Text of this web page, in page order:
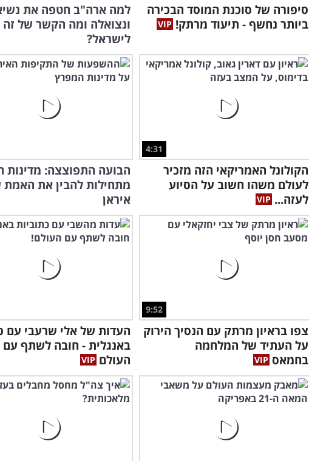
סיפורה של סוכנת המוסד הבכירה
ביותר נחשף - תיעוד מרתק!
למה ארה"ב חטפה את
ונצואלה ומה הקשר של זה
לישראל?
4:31
הקולונל האמריקאי הזה מזכיר
לעולם משהו חשוב על הסיוע
לעזה...
הבועה התפוצצה: מדינות
מתחילות להבין את האמת
איראן
9:52
צפו בראיון מרתק עם הנסיך הירוק
על העתיד של המלחמה
בחמאס
העדות של אלי שרעבי עם
באנגלית - חובה לשתף עם
העולם